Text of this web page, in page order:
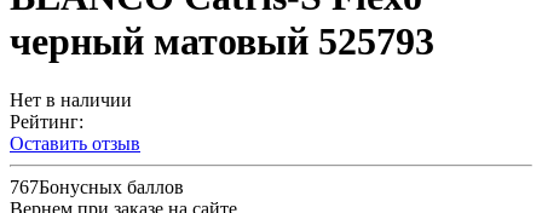
черный матовый 525793
Нет в наличии
Рейтинг:
Оставить отзыв
767Бонусных баллов